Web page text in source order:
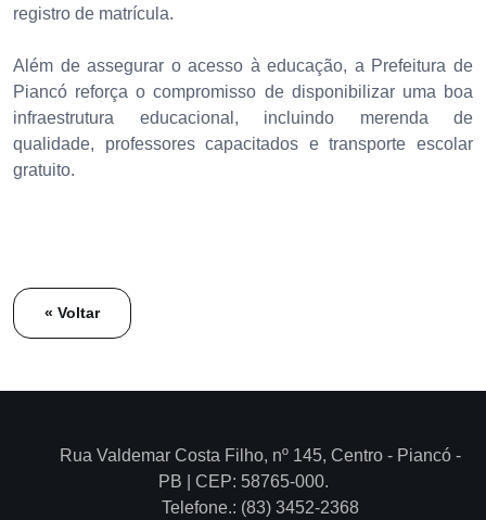
registro de matrícula.
Além de assegurar o acesso à educação, a Prefeitura de
Piancó reforça o compromisso de disponibilizar uma boa
infraestrutura educacional, incluindo merenda de
qualidade, professores capacitados e transporte escolar
gratuito.
« Voltar
Rua Valdemar Costa Filho, nº 145, Centro - Piancó -
PB | CEP: 58765-000.
Telefone.: (83) 3452-2368